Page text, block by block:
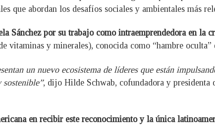
que abordan los desafíos sociales y ambientales más
Sánchez por su trabajo como intraemprendedora en la
y minerales), conocida como “hambre oculta”
un nuevo ecosistema de líderes que están
, dijo Hilde Schwab, cofundadora y presidenta
en recibir este reconocimiento y la única